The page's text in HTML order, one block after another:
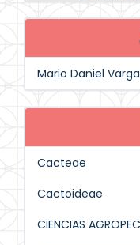
Mario Daniel
Cacteae
Cactoideae
CIENCIAS